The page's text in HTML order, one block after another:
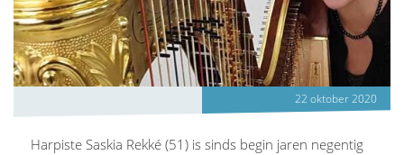
22 oktober 2020
Harpiste Saskia Rekké (51) is sinds begin jaren negentig